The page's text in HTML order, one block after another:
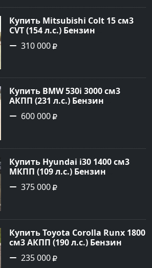
Купить Mitsubishi Colt 15 см3
CVT (154 л.с.) Бензин
турбонаддув в Краснодар:
цвет Чёрный металик Хетчбэк
сайте Авторынок23
310 000
Купить BMW 530i 3000 см3
АКПП (231 л.с.) Бензин
инжектор в Новороссийск:
цвет серый Седан 2004 года по
Авторынок23
600 000
Купить Hyundai i30 1400 см3
МКПП (109 л.с.) Бензин
инжектор в Кропоткин: цвет
белый Хетчбэк 2011 года по
Авторынок23
375 000
Купить Toyota Corolla Runx 1800
см3 АКПП (190 л.с.) Бензин
инжектор в Тихорецк: цвет
Серый Хетчбэк 2002 года по
235 000